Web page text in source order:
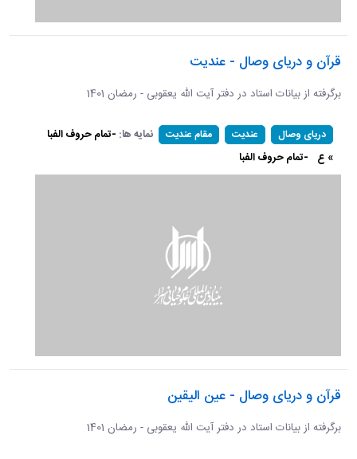
قرآن و دریای وصال - عندیت
برگرفته از بیانات استاد در دفتر آیت الله یعقوبی - رمضان 1401
دریای وصال عندیت مقام عندیت نمایه ها: -تمام حروف الفبا
» ع -تمام حروف الفبا
قرآن و دریای وصال - عین الیقین
برگرفته از بیانات استاد در دفتر آیت الله یعقوبی - رمضان 1401